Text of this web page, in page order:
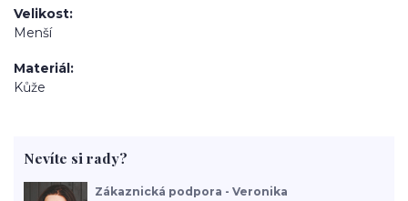
Velikost
Menší
Materiál
Kůže
Nevíte si rady?
Zákaznická podpora - Veronika